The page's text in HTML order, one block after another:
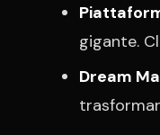
gigante.
Dream